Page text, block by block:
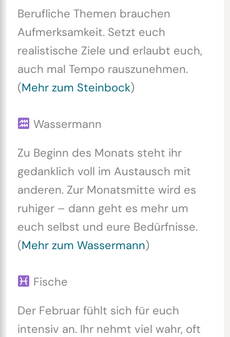
Berufliche Themen brauchen
Aufmerksamkeit. Setzt euch
realistische Ziele und erlaubt euch,
auch mal Tempo rauszunehmen.
(Mehr zum Steinbock)
Wassermann
Zu Beginn des Monats steht ihr
gedanklich voll im Austausch mit
anderen. Zur Monatsmitte wird es
ruhiger – dann geht es mehr um
euch selbst und eure Bedürfnisse.
(Mehr zum Wassermann)
Fische
Der Februar fühlt sich für euch
intensiv an. Ihr nehmt viel wahr, oft